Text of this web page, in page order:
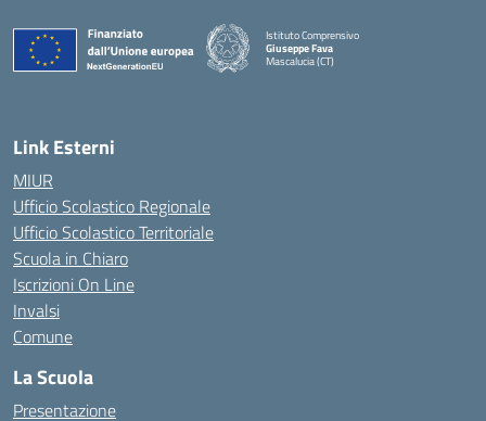
Istituto Comprensivo
Giuseppe Fava
Mascalucia (CT)
Link Esterni
MIUR
Ufficio Scolastico Regionale
Ufficio Scolastico Territoriale
Scuola in Chiaro
Iscrizioni On Line
Invalsi
Comune
La Scuola
Presentazione